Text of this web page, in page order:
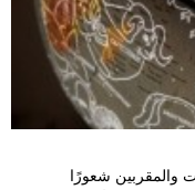
والمقربين شعورًا